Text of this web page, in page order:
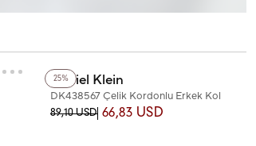
25%
+3Renk
Daniel Klein
DK438567 Çelik Kordonlu Erkek Kol
Saati
89,10 USD 66,83 USD